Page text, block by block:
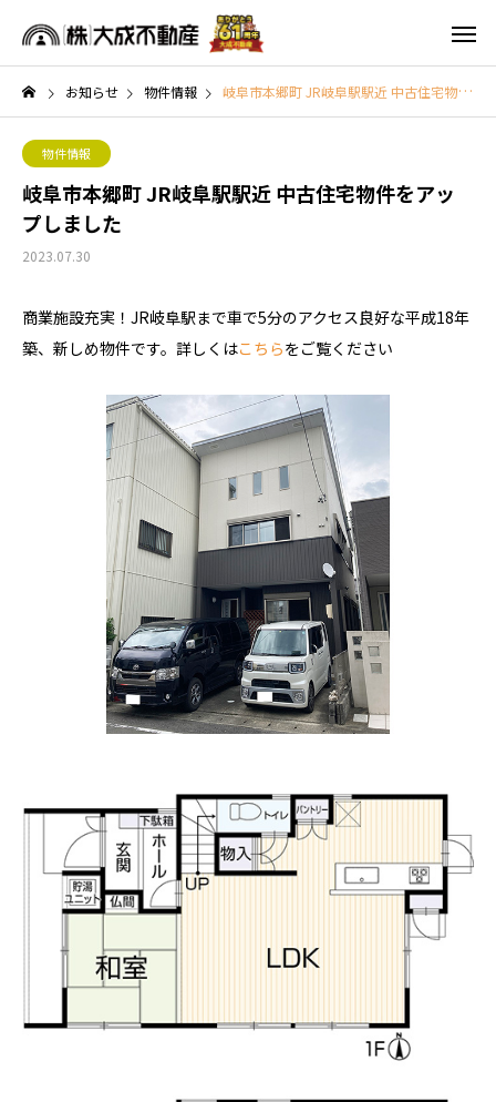
お知らせ 物件情報 岐阜市本郷町 JR岐阜駅駅近 中古住宅物件をアップしました
物件情報
岐阜市本郷町 JR岐阜駅駅近 中古住宅物件をアッ
プしました
2023.07.30
商業施設充実！JR岐阜駅まで車で5分のアクセス良好な平成18年
築、新しめ物件です。詳しくはこちらをご覧ください